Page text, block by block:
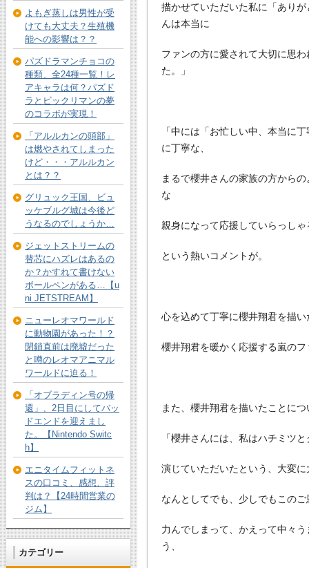
描かせていただいた私に「あり
んは本当に
ファンの方に愛されて大切に思
た。」
「中には「お忙しい中、本当に
に丁寧な、
まるで櫻井さんの家族の方から
な
親身になって応援していらっし
という熱いコメントが。
心を込めて丁寧に櫻井翔君を描
櫻井翔君を暖かく応援する嵐の
また、櫻井翔君を描いたことに
「櫻井さんには、私はハチミツ
演じていただいたという、大変
なんとしてでも、少しでもこの
力んでしまって、かえって中々
う、
よもぎ蒸しは男性が受
けても大丈夫？生殖機
能への影響は？？
パズドラマンチョコの
種類、全24種一覧！レ
アキャラは何？パズド
ラとビックリマンの夢
のコラボが実現！
「アルルカンの頭部」
は燃やされてしまった
けど・・・アルルカン
とは？？
グリュック王国、ビュ
ッケブルグ城は今後ど
うなるのでしょうか…
ジェットストリームの
替芯にハズレはあるの
か？かすれて書けない
ボールペンがある…【u
ni JETSTREAM】
ニューレオマワールド
に動物園があった！？
閉鎖直前は廃墟だった
と噂のレオマアニマル
ワールドに迫る！
「オブラディン号の帰
還」、2日目にしてバッ
ドエンドを迎えまし
た。【Nintendo Switc
h】
エニタイムフィットネ
スの口コミ、感想、評
判は？【24時間営業の
ジム】
カテゴリー